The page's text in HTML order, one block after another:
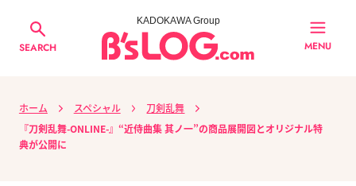
SEARCH
KADOKAWA Group
MENU
ホーム スペシャル
刀剣乱舞
『刀剣乱舞-ONLINE-』“近侍曲集 其ノ一”の商品展開図とオリジナル特
典が公開に